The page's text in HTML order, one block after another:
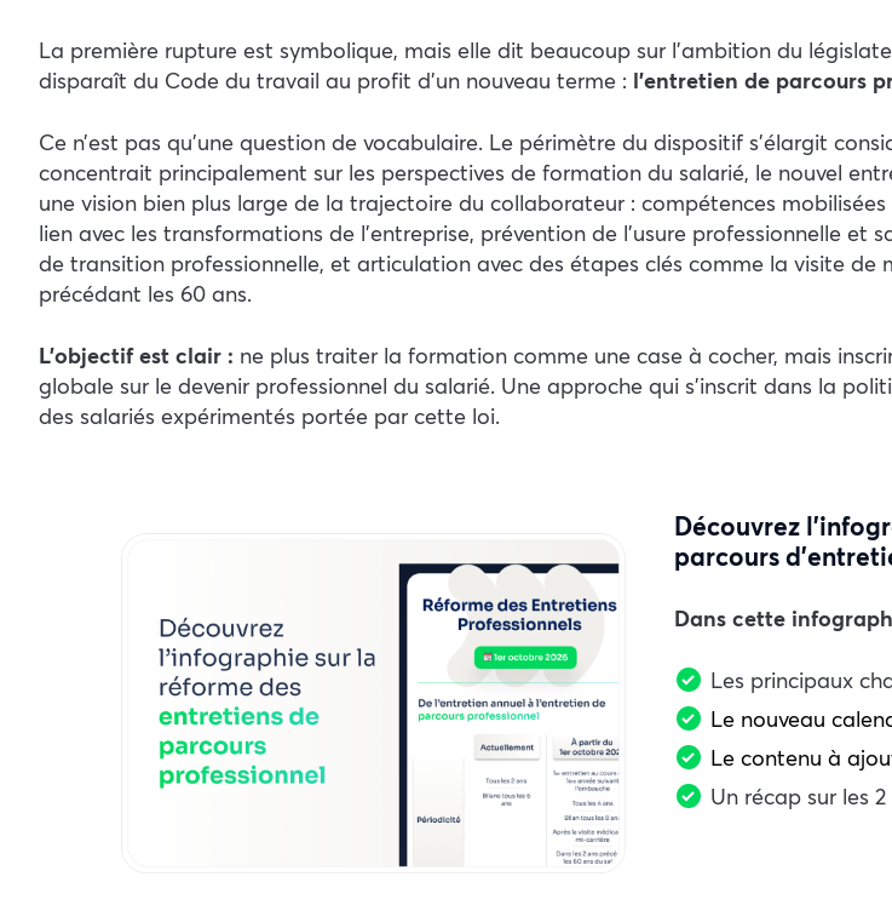
La première rupture est symbolique, mais elle dit beaucoup sur l’ambition du
disparaît du Code du travail au profit d’un nouveau terme : l’entretien de parcours
Ce n’est pas qu’une question de vocabulaire. Le périmètre du dispositif s’élargit
concentrait principalement sur les perspectives de formation du salarié, le nouvel
une vision bien plus large de la trajectoire du collaborateur : compétences
lien avec les transformations de l’entreprise, prévention de l’usure professionnelle et
de transition professionnelle, et articulation avec des étapes clés comme la visite
précédant les 60 ans.
L’objectif est clair : ne plus traiter la formation comme une case à cocher, mais
globale sur le devenir professionnel du salarié. Une approche qui s’inscrit dans la
des salariés expérimentés portée par cette loi.
Découvrez
parcours
Dans cette
Les principaux
Le nouveau
Le contenu à
Un récap sur les